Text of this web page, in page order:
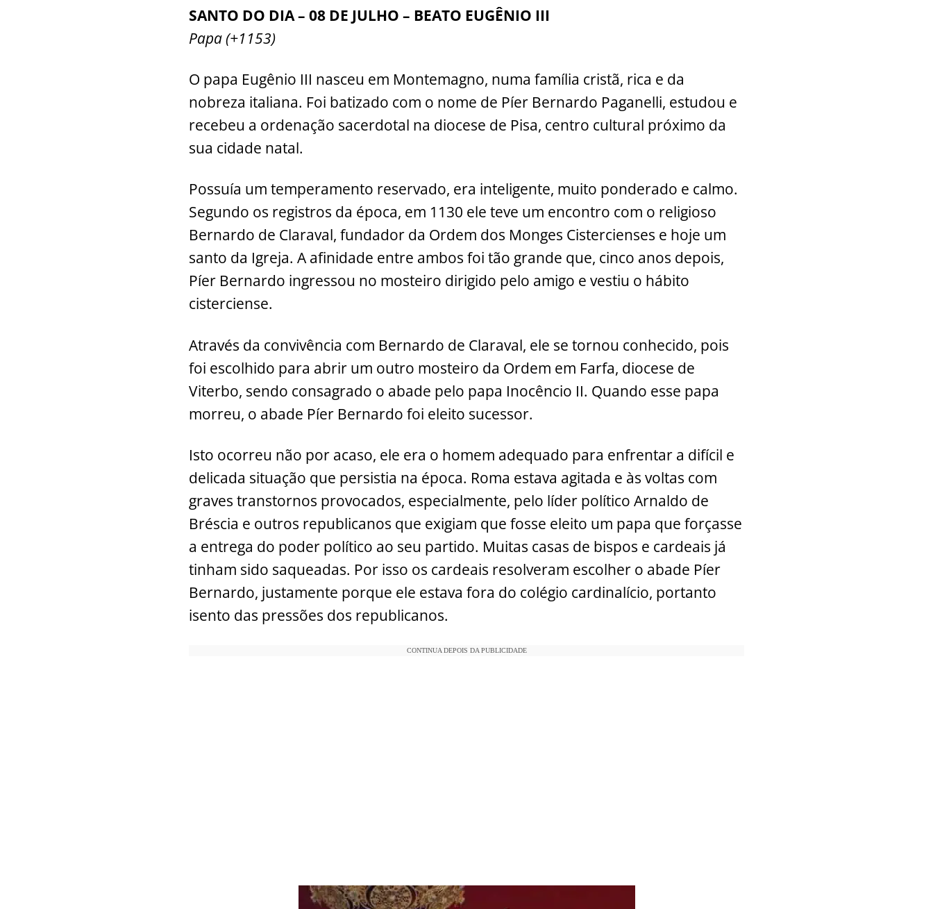
c
e
o
o
k
at
s
A
p
p
itt
er
ai p
n
k
ar
SANTO DO DIA – 08 DE JULHO – BEATO EUGÊNIO III
Papa (+1153)
O papa Eugênio III nasceu em Montemagno, numa família cristã, rica e da
nobreza italiana. Foi batizado com o nome de Píer Bernardo Paganelli, estudou e
recebeu a ordenação sacerdotal na diocese de Pisa, centro cultural próximo da
sua cidade natal.
Possuía um temperamento reservado, era inteligente, muito ponderado e calmo.
Segundo os registros da época, em 1130 ele teve um encontro com o religioso
Bernardo de Claraval, fundador da Ordem dos Monges Cistercienses e hoje um
santo da Igreja. A afinidade entre ambos foi tão grande que, cinco anos depois,
Píer Bernardo ingressou no mosteiro dirigido pelo amigo e vestiu o hábito
cisterciense.
Através da convivência com Bernardo de Claraval, ele se tornou conhecido, pois
foi escolhido para abrir um outro mosteiro da Ordem em Farfa, diocese de
Viterbo, sendo consagrado o abade pelo papa Inocêncio II. Quando esse papa
morreu, o abade Píer Bernardo foi eleito sucessor.
Isto ocorreu não por acaso, ele era o homem adequado para enfrentar a difícil e
delicada situação que persistia na época. Roma estava agitada e às voltas com
graves transtornos provocados, especialmente, pelo líder político Arnaldo de
Bréscia e outros republicanos que exigiam que fosse eleito um papa que forçasse
a entrega do poder político ao seu partido. Muitas casas de bispos e cardeais já
tinham sido saqueadas. Por isso os cardeais resolveram escolher o abade Píer
Bernardo, justamente porque ele estava fora do colégio cardinalício, portanto
isento das pressões dos republicanos.
CONTINUA DEPOIS DA PUBLICIDADE